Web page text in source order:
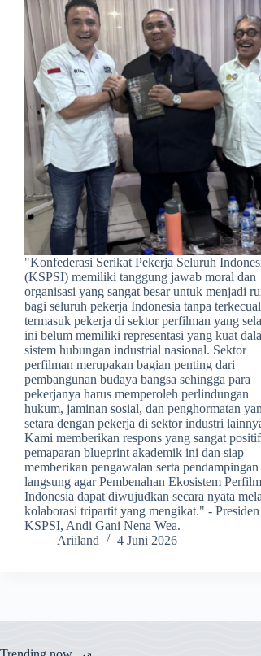
​"Konfederasi Serikat Pekerja Seluruh
(KSPSI) memiliki tanggung jawab moral dan
organisasi yang sangat besar untuk menjadi
bagi seluruh pekerja Indonesia tanpa
termasuk pekerja di sektor perfilman yang
ini belum memiliki representasi yang kuat
sistem hubungan industrial nasional. Sektor
perfilman merupakan bagian penting dari
pembangunan budaya bangsa sehingga para
pekerjanya harus memperoleh perlindungan
hukum, jaminan sosial, dan penghormatan
setara dengan pekerja di sektor industri
Kami memberikan respons yang sangat
pemaparan blueprint akademik ini dan siap
memberikan pengawalan serta pendampingan
langsung agar Pembenahan Ekosistem
Indonesia dapat diwujudkan secara nyata
kolaborasi tripartit yang mengikat." - Presiden
KSPSI, Andi Gani Nena Wea.
Ariiland
4 Juni 2026